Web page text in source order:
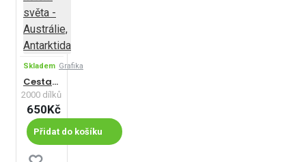
Skladem Grafika
Cesta kolem světa - Austrálie, Antarktida
2000 dílků
650Kč
Přidat do košíku